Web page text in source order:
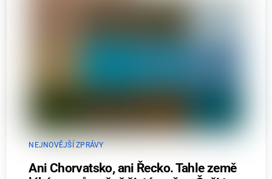
NEJNOVĚJŠÍ ZPRÁVY
Ani Chorvatsko, ani Řecko. Tahle země